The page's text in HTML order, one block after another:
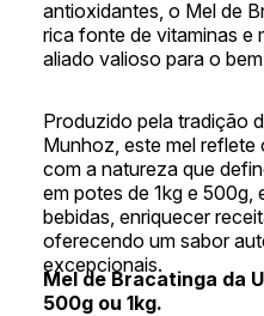
antioxidantes, o Mel de
rica fonte de vitaminas e
aliado valioso para o
Produzido pela tradição
Munhoz, este mel
com a natureza que
em potes de 1kg e 500g,
bebidas, enriquecer
oferecendo um sabor
excepcionais.
Mel de Bracatinga da
500g ou 1kg.